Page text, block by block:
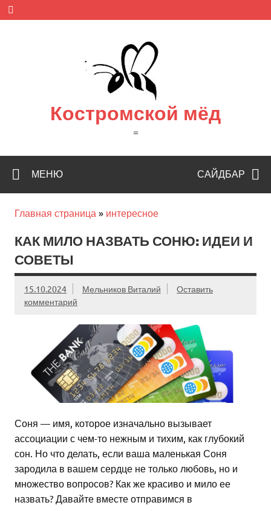
Skip
content
Костромской мёд
=
САЙДБАР
МЕНЮ
Главная страница » интересное
КАК МИЛО НАЗВАТЬ СОНЮ: ИДЕИ И
СОВЕТЫ
15.10.2024 Мельников Виталий
Оставить
комментарий
Соня — имя, которое изначально вызывает
ассоциации с чем-то нежным и тихим, как глубокий
сон. Но что делать, если ваша маленькая Соня
зародила в вашем сердце не только любовь, но и
множество вопросов? Как же красиво и мило ее
назвать? Давайте вместе отправимся в